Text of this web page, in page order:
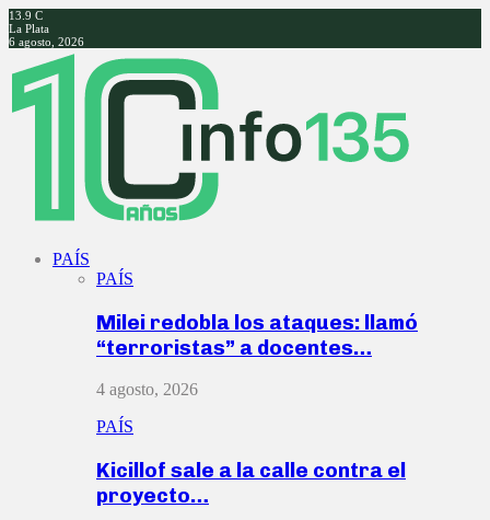
13.9 C
La Plata
6 agosto, 2026
Facebook
Twitter
Instagram
Youtube
PAÍS
PAÍS
Milei redobla los ataques: llamó
“terroristas” a docentes…
4 agosto, 2026
PAÍS
Kicillof sale a la calle contra el
proyecto…